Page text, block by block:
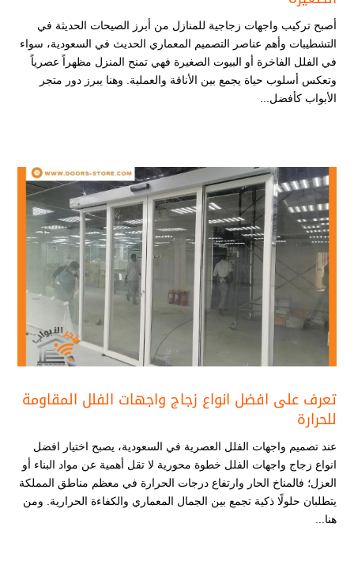
أصبح تركيب واجهات زجاجية للمنازل​ من أبرز الصيحات الحديثة في
التشطيبات وأهم عناصر التصميم المعماري الحديث في السعودية، سواء
في الفلل الفاخرة أو البيوت الصغيرة فهي تمنح المنزل مظهراً عصرياً
وتعكس أسلوب حياة يجمع بين الأناقة والعملية. وهنا يبرز دور متجر
الأبواب كأفضل...
تعرف على افضل انواع زجاج واجهات الفلل المقاومة
للحرارة
عند تصميم واجهات الفلل العصرية في السعودية، يصبح اختيار افضل
انواع زجاج واجهات الفلل​ خطوة محورية لا تقل أهمية عن مواد البناء أو
العزل؛ فالمناخ الحار وارتفاع درجات الحرارة في معظم مناطق المملكة
يتطلبان حلولًا ذكية تجمع بين الجمال المعماري والكفاءة الحرارية. ومن
هنا...